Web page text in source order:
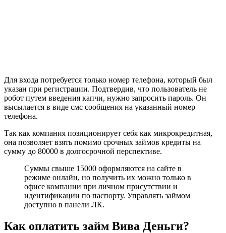
Для входа потребуется только номер телефона, который был
указан при регистрации. Подтвердив, что пользователь не
робот путем введения капчи, нужно запросить пароль. Он
высылается в виде смс сообщения на указанный номер
телефона.
Так как компания позиционирует себя как микрокредитная,
она позволяет взять помимо срочных займов кредиты на
сумму до 80000 в долгосрочной перспективе.
Суммы свыше 15000 оформляются на сайте в
режиме онлайн, но получить их можно только в
офисе компании при личном присутствии и
идентификации по паспорту. Управлять займом
доступно в панели ЛК.
Как оплатить займ Вива Деньги?